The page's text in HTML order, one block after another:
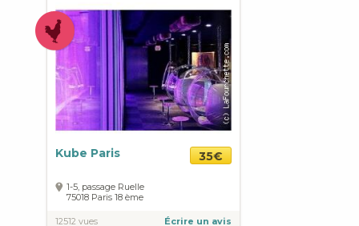
Kube Paris 35€
1-5, passage Ruelle
75018 Paris 18 ème
12512 vues Écrire un avis